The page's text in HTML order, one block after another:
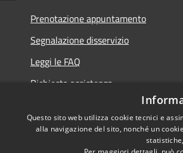
Prenotazione appuntamento
Segnalazione disservizio
Leggi le FAQ
Richiesta assistenza
Accesso riservato Consiglieri
Questo sito web utilizza cookie tecnici e
alla navigazione del sito, nonché un